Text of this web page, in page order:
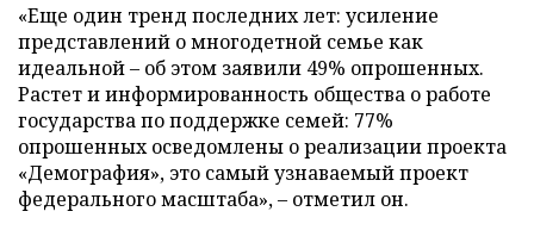
«Еще один тренд последних лет: усиление
представлений о многодетной семье как
идеальной – об этом заявили 49% опрошенных.
Растет и информированность общества о работе
государства по поддержке семей: 77%
опрошенных осведомлены о реализации проекта
«Демография», это самый узнаваемый проект
федерального масштаба», – отметил он.